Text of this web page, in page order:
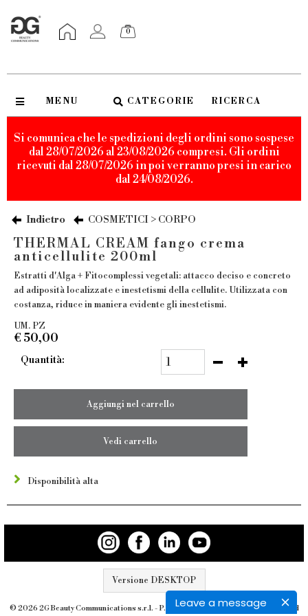
Leave a message
0
MENU CATEGORIE RICERCA
Si comunica che le spedizioni degli ordini sono sospese
dal 28/07/2026 al 23/08/2026 compresi. Gli ordini
ricevuti dal 28/07/2026 in poi verranno presi in carico
dal 24/08/2026.
Indietro COSMETICI > CORPO
THERMAL CREAM fango crema
anticellulite 200ml
Estratti d'Alga + Fitocomplessi vegetali: attacco deciso e concreto
ad adiposità localizzate e inestetismi della cellulite. Utilizzata con
costanza, riduce in maniera evidente gli inestetismi.
UM. PZ
€ 50,00
Quantità:
Aggiungi nel carrello
Vedi carrello
Disponibilità alta
Versione DESKTOP
© 2026 2G Beauty Communications s.r.l. - P.IVA 12172720158 - All rights reserved